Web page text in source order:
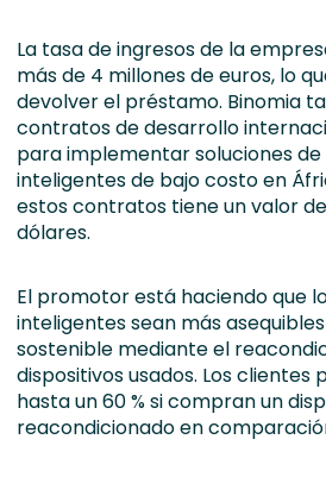
La tasa de ingresos de la
más de 4 millones de euros, lo
devolver el préstamo. Binomia
contratos de desarrollo
para implementar soluciones
inteligentes de bajo costo en
estos contratos tiene un valor
dólares.
El promotor está haciendo que
inteligentes sean más
sostenible mediante el
dispositivos usados. Los clientes
hasta un 60 % si compran un
reacondicionado en